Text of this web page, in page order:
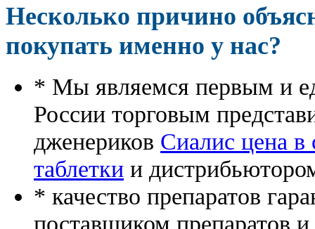
Несколько причино
покупать именно у нас?
* Мы являемся первым и
России торговым
дженериков Сиалис цена в
таблетки и
* качество препаратов